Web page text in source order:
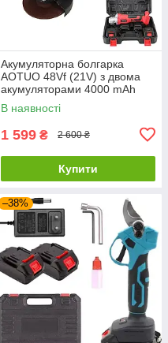
Акумуляторна болгарка
AOTUO 48Vf (21V) з двома
акумуляторами 4000 mAh
В наявності
1 599 ₴ 2 600 ₴
Купити
–38%